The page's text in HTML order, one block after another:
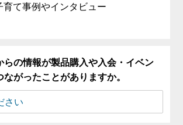
育て事例やインタビュー
らの情報が製品購入や入会・イベン
ながったことがありますか。